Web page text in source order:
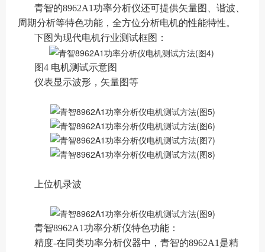
青智的8962A1功率分析仪还可提供矢量图、谐波、
周期分析等特色功能，全方位分析电机的性能特性。
下图为现代电机行业测试框图：
图4 电机测试示意图
仪表显示波形，矢量图等
上位机录波
青智8962A1功率分析仪特色功能：
精度-在同类功率分析仪器中，青智的8962A1是精